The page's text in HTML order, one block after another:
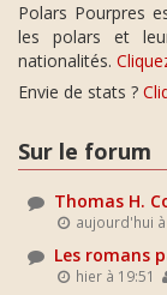
Polars Pourpres
les polars et
nationalités.
Envie de stats ?
Sur le forum
Thomas H.
aujourd'hui
Les romans
hier à 19:51